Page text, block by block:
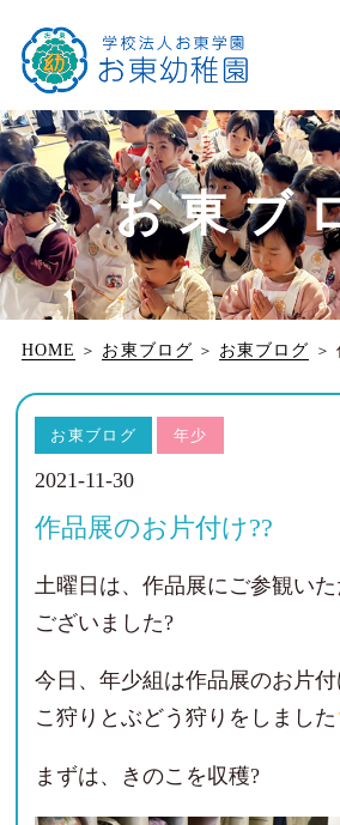
お東ブ
HOME ＞ お東ブログ ＞ お東ブログ ＞
お東ブログ 年少
2021-11-30
作品展のお片付け??
土曜日は、作品展にご参観い
ございました?
今日、年少組は作品展のお片
こ狩りとぶどう狩りをしました
まずは、きのこを収穫?